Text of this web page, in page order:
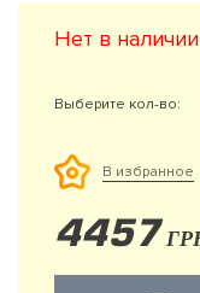
Нет в наличии
Выберите кол-во:
В избранное
4457